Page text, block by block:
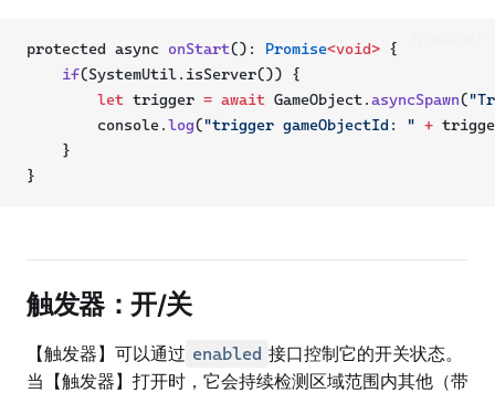
protected async onStart(): Promise<void> {
if(SystemUtil.isServer()) {
let trigger = await GameObject.asyncSpawn(
        console.
log("trigger gameObjectId: " +
    }
}
触发器：开/关
【触发器】可以通过 enabled 接口控制它的开关状态。
当【触发器】打开时，它会持续检测区域范围内其他（带